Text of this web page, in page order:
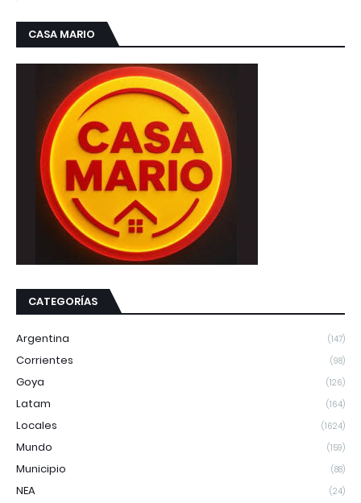
CASA MARIO
CATEGORÍAS
Argentina (147)
Corrientes (98)
Goya (126)
Latam (164)
Locales (1624)
Mundo (159)
Municipio (88)
NEA (24)